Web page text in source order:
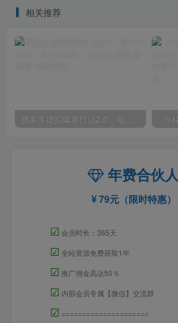
相关推荐
年费合伙人
79元（限时特惠）
☑ 会员时长：365天
☑ 全站资源免费获取1年
☑ 推广佣金高达50％
☑ 内部会员专属【微信】交流群
☑ =====================